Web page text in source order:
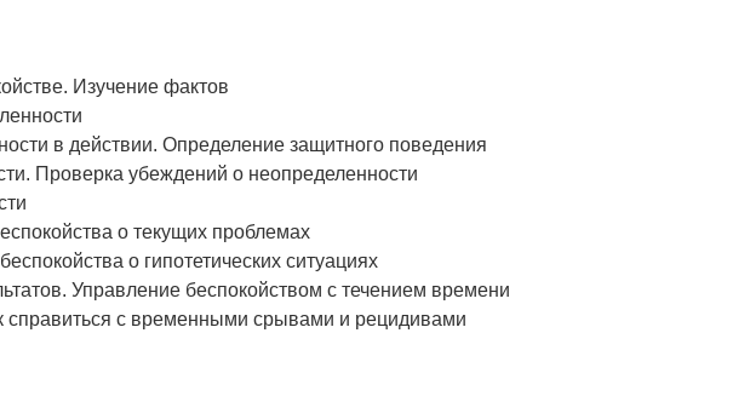
Изучение фактов
в действии. Определение защитного поведения
Проверка убеждений о неопределенности
о текущих проблемах
о гипотетических ситуациях
Управление беспокойством с течением времени
справиться с временными срывами и рецидивами